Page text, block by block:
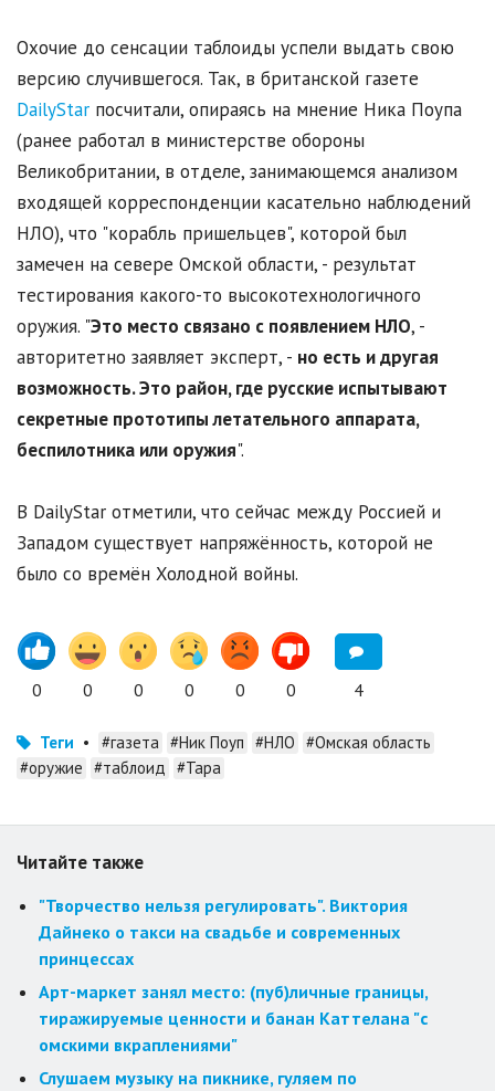
Охочие до сенсации таблоиды успели выдать свою
версию случившегося. Так, в британской газете
DailyStar посчитали, опираясь на мнение Ника Поупа
(ранее работал в министерстве обороны
Великобритании, в отделе, занимающемся анализом
входящей корреспонденции касательно наблюдений
НЛО), что "корабль пришельцев", которой был
замечен на севере Омской области, - результат
тестирования какого-то высокотехнологичного
оружия. "Это место связано с появлением НЛО, -
авторитетно заявляет эксперт, - но есть и другая
возможность. Это район, где русские испытывают
секретные прототипы летательного аппарата,
беспилотника или оружия".
В DailyStar отметили, что сейчас между Россией и
Западом существует напряжённость, которой не
было со времён Холодной войны.
0 0 0 0 0 0 4
Теги • #газета #Ник Поуп #НЛО #Омская область
#оружие #таблоид #Тара
Читайте также
"Творчество нельзя регулировать". Виктория
Дайнеко о такси на свадьбе и современных
принцессах
Арт-маркет занял место: (пуб)личные границы,
тиражируемые ценности и банан Каттелана "с
омскими вкраплениями"
Слушаем музыку на пикнике, гуляем по